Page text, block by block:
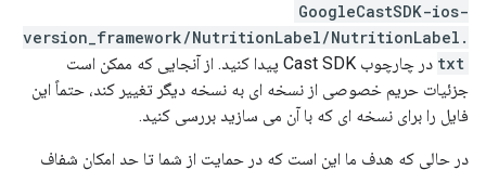
GoogleCastSDK-ios-
version_framework/NutritionLabel/NutritionLabel.
txt
در چارچوب Cast SDK پیدا کنید. از آنجایی که ممکن است
جزئیات حریم خصوصی از نسخه ای به نسخه دیگر تغییر کند، حتماً این
فایل را برای نسخه ای که با آن می سازید بررسی کنید.
در حالی که هدف ما این است که در حمایت از شما تا حد امکان شفاف